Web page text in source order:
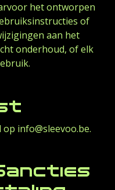
het ontworpen
of
aan het
onderhoud, of elk
op info@sleevoo.be.